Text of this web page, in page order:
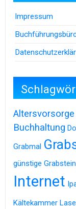
Impressum
Altersvorsorge
Buchhaltung
Grabmal
günstige
Internet
Kältekammer